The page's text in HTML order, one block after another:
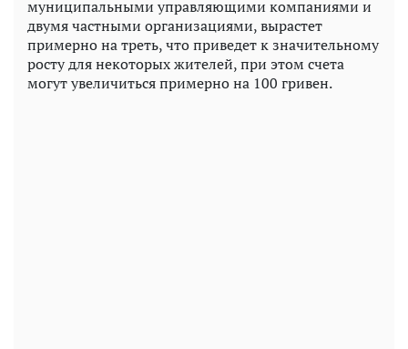
муниципальными управляющими компаниями и
двумя частными организациями, вырастет
примерно на треть, что приведет к значительному
росту для некоторых жителей, при этом счета
могут увеличиться примерно на 100 гривен.